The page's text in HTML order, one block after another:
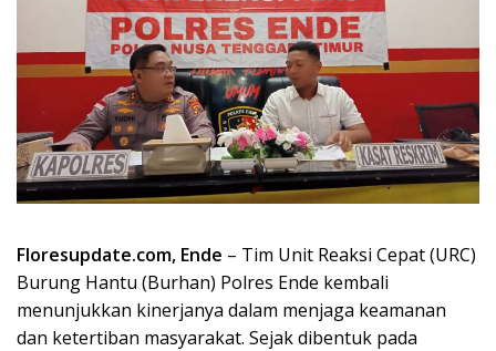
Floresupdate.com, Ende – Tim Unit Reaksi Cepat (URC)
Burung Hantu (Burhan) Polres Ende kembali
menunjukkan kinerjanya dalam menjaga keamanan
dan ketertiban masyarakat. Sejak dibentuk pada